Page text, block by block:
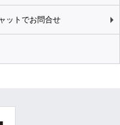
ットでお問合せ